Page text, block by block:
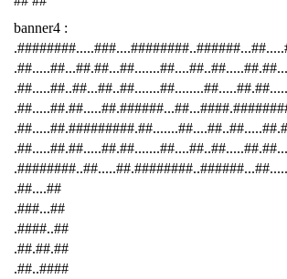
banner4 :
.##....##
.###...##
.####..##
.##.##.##
.##..####